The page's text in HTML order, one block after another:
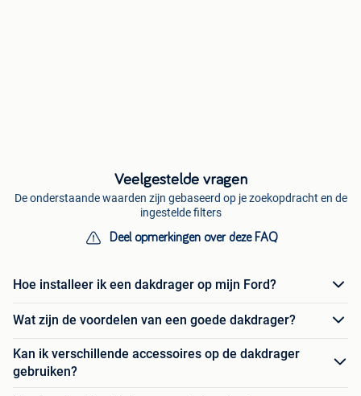
Veelgestelde vragen
De onderstaande waarden zijn gebaseerd op je zoekopdracht en de
ingestelde filters
Deel opmerkingen over deze FAQ
Hoe installeer ik een dakdrager op mijn Ford?
Wat zijn de voordelen van een goede dakdrager?
Kan ik verschillende accessoires op de dakdrager
gebruiken?